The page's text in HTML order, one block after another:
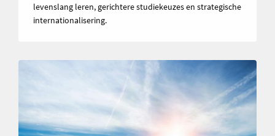
levenslang leren, gerichtere studiekeuzes en strategische
internationalisering.